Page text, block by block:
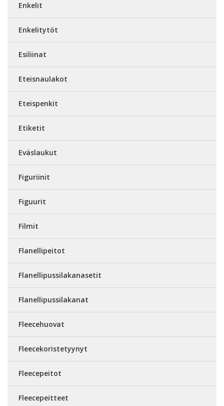
Enkelit
Enkelitytöt
Esiliinat
Eteisnaulakot
Eteispenkit
Etiketit
Eväslaukut
Figuriinit
Figuurit
Filmit
Flanellipeitot
Flanellipussilakanasetit
Flanellipussilakanat
Fleecehuovat
Fleecekoristetyynyt
Fleecepeitot
Fleecepeitteet